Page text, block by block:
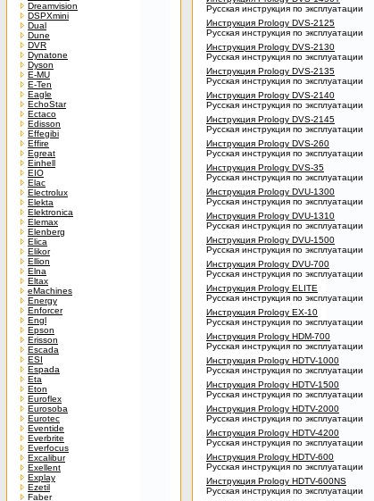
Dreamvision
DSPXmini
Dual
Dune
DVR
Dynatone
Dyson
E-MU
E-Ten
Eagle
EchoStar
Ectaco
Edisson
Effegibi
Effire
Egreat
Einhell
EIO
Elac
Electrolux
Elekta
Elektronica
Elemax
Elenberg
Elica
Elikor
Ellion
Elna
Eltax
eMachines
Energy
Enforcer
Engl
Epson
Erisson
Escada
ESI
Espada
Eta
Eton
Euroflex
Eurosoba
Eurotec
Eventide
Everbrite
Everfocus
Excalibur
Exellent
Explay
Ezetil
Faber
Русская инструкция по эксплуатации
Инструкция Prology DVS-2125
Русская инструкция по эксплуатации
Инструкция Prology DVS-2130
Русская инструкция по эксплуатации
Инструкция Prology DVS-2135
Русская инструкция по эксплуатации
Инструкция Prology DVS-2140
Русская инструкция по эксплуатации
Инструкция Prology DVS-2145
Русская инструкция по эксплуатации
Инструкция Prology DVS-260
Русская инструкция по эксплуатации
Инструкция Prology DVS-35
Русская инструкция по эксплуатации
Инструкция Prology DVU-1300
Русская инструкция по эксплуатации
Инструкция Prology DVU-1310
Русская инструкция по эксплуатации
Инструкция Prology DVU-1500
Русская инструкция по эксплуатации
Инструкция Prology DVU-700
Русская инструкция по эксплуатации
Инструкция Prology ELITE
Русская инструкция по эксплуатации
Инструкция Prology EX-10
Русская инструкция по эксплуатации
Инструкция Prology HDM-700
Русская инструкция по эксплуатации
Инструкция Prology HDTV-1000
Русская инструкция по эксплуатации
Инструкция Prology HDTV-1500
Русская инструкция по эксплуатации
Инструкция Prology HDTV-2000
Русская инструкция по эксплуатации
Инструкция Prology HDTV-4200
Русская инструкция по эксплуатации
Инструкция Prology HDTV-600
Русская инструкция по эксплуатации
Инструкция Prology HDTV-600NS
Русская инструкция по эксплуатации